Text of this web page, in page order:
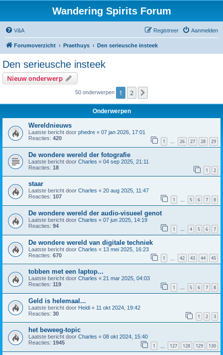
Wandering Spirits Forum
V&A Aanmelden
Registreer
Forumoverzicht Praethuys Den serieusche insteek
Den serieusche insteek
Nieuw onderwerp
50 onderwerpen 1 2
Onderwerpen
Wereldnieuws
Laatste bericht door phedre « 07 jan 2026, 17:01
Reacties: 420 1 … 26 27 28 29
De wondere wereld der fotografie
Laatste bericht door Charles « 04 sep 2025, 21:11
Reacties: 18 1 2
staar
Laatste bericht door Charles « 20 aug 2025, 11:47
Reacties: 107 1 … 5 6 7 8
De wondere wereld der audio-visueel genot
Laatste bericht door Charles « 07 jun 2025, 14:19
Reacties: 94 1 … 4 5 6 7
De wondere wereld van digitale techniek
Laatste bericht door Charles « 13 mei 2025, 16:23
Reacties: 670 1 42 43 44 45
tobben met een laptop...
Laatste bericht door Charles « 21 mar 2025, 04:03
Reacties: 119 1 … 5 6 7 8
Geld is helemaal...
Laatste bericht door Heidi « 11 okt 2024, 19:42
Reacties: 30 1 2 3
het beweeg-topic
Laatste bericht door Charles « 08 okt 2024, 15:40
Reacties: 1945 1 127 128 129 130